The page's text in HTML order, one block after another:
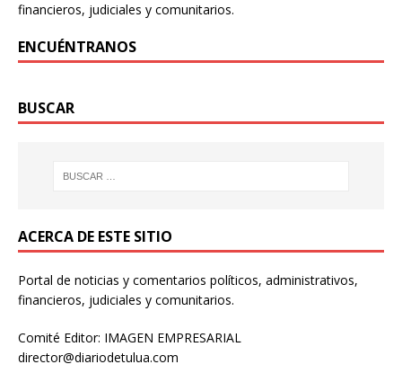
financieros, judiciales y comunitarios.
ENCUÉNTRANOS
BUSCAR
ACERCA DE ESTE SITIO
Portal de noticias y comentarios políticos, administrativos,
financieros, judiciales y comunitarios.
Comité Editor: IMAGEN EMPRESARIAL
director@diariodetulua.com